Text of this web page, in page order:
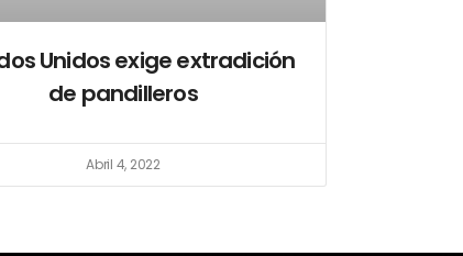
Unidos exige extradición
de pandilleros
Abril 4, 2022